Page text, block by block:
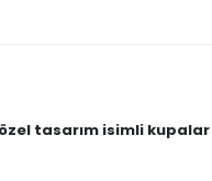
tasarım isimli kupalar